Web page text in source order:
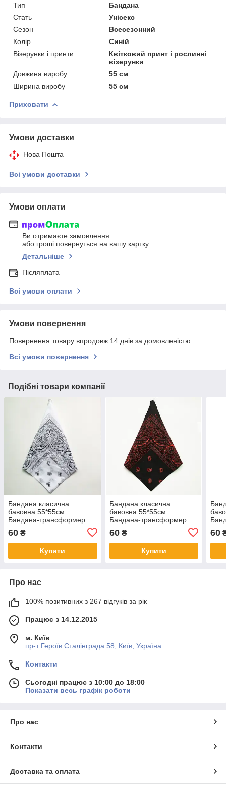
Тип
Бандана
Стать
Унісекс
Сезон
Всесезонний
Колір
Синій
Візерунки і принти
Квітковий принт і рослинні
візерунки
Довжина виробу
55 см
Ширина виробу
55 см
Приховати
Умови доставки
Нова Пошта
Всі умови доставки
Умови оплати
Ви отримаєте замовлення
або гроші повернуться на вашу картку
Детальніше
Післяплата
Всі умови оплати
Умови повернення
Повернення товару впродовж 14 днів за домовленістю
Всі умови повернення
Подібні товари компанії
Бандана класична
бавовна 55*55см
Бандана-трансформер
cotton Біла
60 ₴
Купити
Бандана класична
бавовна 55*55см
Бандана-трансформер
cotton Чорна
60₴
Купити
60
Про нас
100% позитивних з 267 відгуків за рік
Працює з 14.12.2015
м. Київ
пр-т Героїв Сталінграда 58, Київ, Україна
Контакти
Сьогодні працює з 10:00 до 18:00
Показати весь графік роботи
Про нас
Контакти
Доставка та оплата